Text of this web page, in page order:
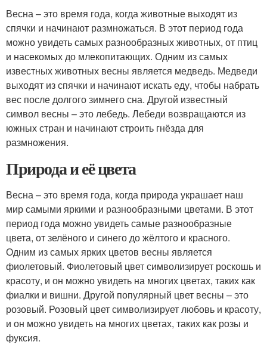
Весна – это время года, когда животные выходят из
спячки и начинают размножаться. В этот период года
можно увидеть самых разнообразных животных, от птиц
и насекомых до млекопитающих. Одним из самых
известных животных весны является медведь. Медведи
выходят из спячки и начинают искать еду, чтобы набрать
вес после долгого зимнего сна. Другой известный
символ весны – это лебедь. Лебеди возвращаются из
южных стран и начинают строить гнёзда для
размножения.
Природа и её цвета
Весна – это время года, когда природа украшает наш
мир самыми яркими и разнообразными цветами. В этот
период года можно увидеть самые разнообразные
цвета, от зелёного и синего до жёлтого и красного.
Одним из самых ярких цветов весны является
фиолетовый. Фиолетовый цвет символизирует роскошь и
красоту, и он можно увидеть на многих цветах, таких как
фиалки и вишни. Другой популярный цвет весны – это
розовый. Розовый цвет символизирует любовь и красоту,
и он можно увидеть на многих цветах, таких как розы и
фуксия.